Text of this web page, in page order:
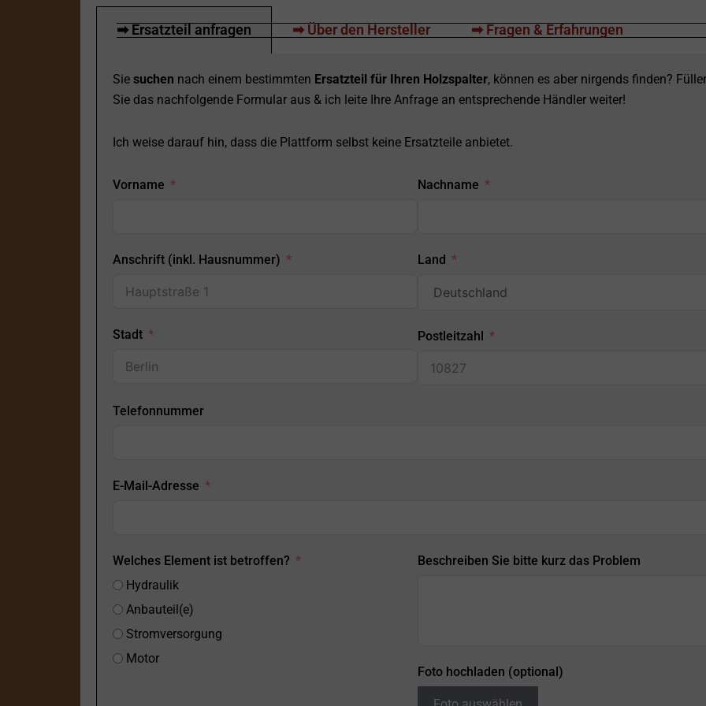
➡ Ersatzteil anfragen ➡ Über den Hersteller ➡ Fragen & Erfahrungen
Sie suchen nach einem bestimmten Ersatzteil für Ihren Holzspalter, können es aber nirgends finden?
Sie das nachfolgende Formular aus & ich leite Ihre Anfrage an entsprechende Händler weiter!
Ich weise darauf hin, dass die Plattform selbst keine Ersatzteile anbietet.
Vorname Nachname
Anschrift (inkl. Hausnummer)
Stadt
Land
Postleitzahl
Telefonnummer
E-Mail-Adresse
Welches Element ist betroffen?
Hydraulik
Anbauteil(e)
Stromversorgung
Motor
Beschreiben Sie bitte kurz das Problem
Foto hochladen (optional)